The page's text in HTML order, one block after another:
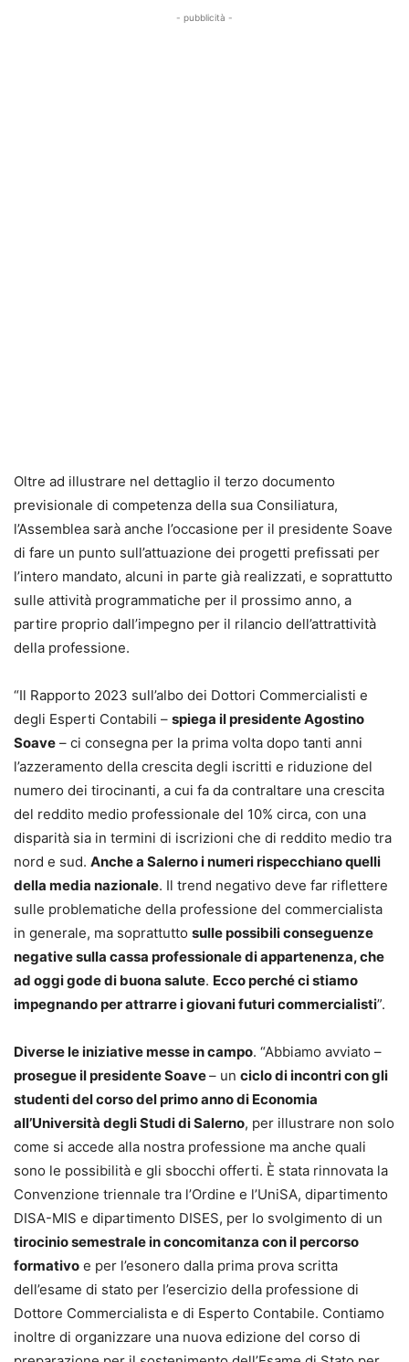
- pubblicità -
Oltre ad illustrare nel dettaglio il terzo documento
previsionale di competenza della sua Consiliatura,
l’Assemblea sarà anche l’occasione per il presidente Soave
di fare un punto sull’attuazione dei progetti prefissati per
l’intero mandato, alcuni in parte già realizzati, e soprattutto
sulle attività programmatiche per il prossimo anno, a
partire proprio dall’impegno per il rilancio dell’attrattività
della professione.
“Il Rapporto 2023 sull’albo dei Dottori Commercialisti e
degli Esperti Contabili – spiega il presidente Agostino
Soave – ci consegna per la prima volta dopo tanti anni
l’azzeramento della crescita degli iscritti e riduzione del
numero dei tirocinanti, a cui fa da contraltare una crescita
del reddito medio professionale del 10% circa, con una
disparità sia in termini di iscrizioni che di reddito medio tra
nord e sud. Anche a Salerno i numeri rispecchiano quelli
della media nazionale. Il trend negativo deve far riflettere
sulle problematiche della professione del commercialista
in generale, ma soprattutto sulle possibili conseguenze
negative sulla cassa professionale di appartenenza, che
ad oggi gode di buona salute. Ecco perché ci stiamo
impegnando per attrarre i giovani futuri commercialisti”.
Diverse le iniziative messe in campo. “Abbiamo avviato –
prosegue il presidente Soave– un ciclo di incontri con gli
studenti del corso del primo anno di Economia
all’Università degli Studi di Salerno, per illustrare non solo
come si accede alla nostra professione ma anche quali
sono le possibilità e gli sbocchi offerti. È stata rinnovata la
Convenzione triennale tra l’Ordine e l’UniSA, dipartimento
DISA-MIS e dipartimento DISES, per lo svolgimento di un
tirocinio semestrale in concomitanza con il percorso
formativo e per l’esonero dalla prima prova scritta
dell’esame di stato per l’esercizio della professione di
Dottore Commercialista e di Esperto Contabile. Contiamo
inoltre di organizzare una nuova edizione del corso di